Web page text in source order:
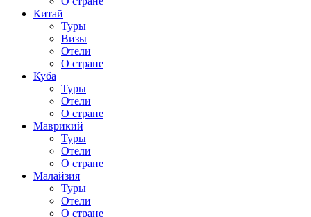
Китай
Туры
Визы
Отели
О стране
Куба
Туры
Отели
О стране
Маврикий
Туры
Отели
О стране
Малайзия
Туры
Отели
О стране